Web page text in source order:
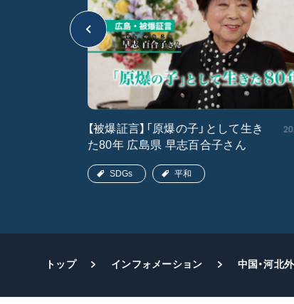
【被爆証言】「原爆の子」として生き
た80年 広島県 早志百合子さん
SDGs 平和
トップ インフォメーション 中国・河北